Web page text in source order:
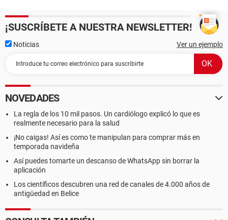
¡SUSCRÍBETE A NUESTRA NEWSLETTER!
Noticias Ver un ejemplo
NOVEDADES
La regla de los 10 mil pasos. Un cardiólogo explicó lo que es
realmente necesario para la salud
¡No caigas! Así es como te manipulan para comprar más en
temporada navideña
Así puedes tomarte un descanso de WhatsApp sin borrar la
aplicación
Los científicos descubren una red de canales de 4.000 años de
antigüedad en Belice